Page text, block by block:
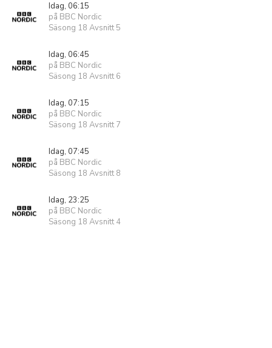
Idag, 06:15
på BBC Nordic
Säsong 18 Avsnitt 5
Idag, 06:45
på BBC Nordic
Säsong 18 Avsnitt 6
Idag, 07:15
på BBC Nordic
Säsong 18 Avsnitt 7
Idag, 07:45
på BBC Nordic
Säsong 18 Avsnitt 8
Idag, 23:25
på BBC Nordic
Säsong 18 Avsnitt 4